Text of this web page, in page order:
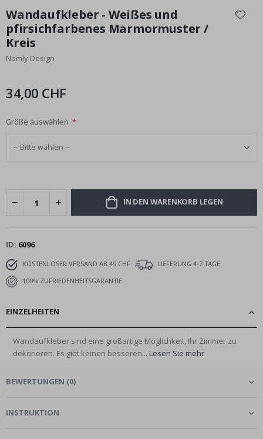
der
Bildgalerie
springen
Wandaufkleber - Weißes und
pfirsichfarbenes Marmormuster /
Kreis
Namly Design
34,00 CHF
Größe auswählen
IN DEN WARENKORB LEGEN
ID 6096
KOSTENLOSER VERSAND AB 49 CHF
LIEFERUNG 4-7 TAGE
100% ZUFRIEDENHEITSGARANTIE
EINZELHEITEN
Wandaufkleber sind eine großartige Möglichkeit, Ihr Zimmer zu
dekorieren. Es gibt keinen besseren... Lesen Sie mehr
BEWERTUNGEN (0)
INSTRUKTION